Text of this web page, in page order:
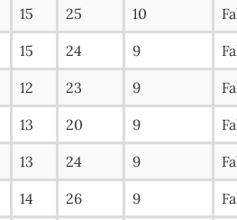
15 25 10
15 24 9
12 23 9
13 20 9
13 24 9
14 26 9